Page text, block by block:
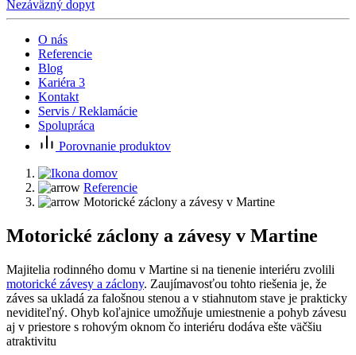
Nezáväzný dopyt
O nás
Referencie
Blog
Kariéra 3
Kontakt
Servis / Reklamácie
Spolupráca
Porovnanie produktov
Referencie
Motorické záclony a závesy v Martine
Motorické záclony a závesy v Martine
Majitelia rodinného domu v Martine si na tienenie interiéru zvolili
motorické závesy a záclony. Zaujímavosťou tohto riešenia je, že
záves sa ukladá za falošnou stenou a v stiahnutom stave je prakticky
neviditeľný. Ohyb koľajnice umožňuje umiestnenie a pohyb závesu
aj v priestore s rohovým oknom čo interiéru dodáva ešte väčšiu
atraktivitu